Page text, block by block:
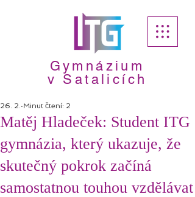
Gymnázium
v Satalicích
Matěj Hladeček: Student ITG
gymnázia, který ukazuje, že
skutečný pokrok začíná
samostatnou touhou vzdělávat
26. 2. Minut čtení: 2